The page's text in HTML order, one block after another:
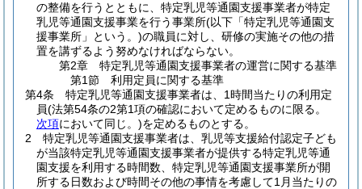
の整備を行うとともに、特定乳児等通園支援事業者が特定
乳児等通園支援事業を行う事業所(以下「特定乳児等通園支
援事業所」という。)の職員に対し、研修の実施その他の措
置を講ずるよう努めなければならない。
第2章
特定乳児等通園支援事業者の運営に関する基準
第1節
利用定員に関する基準
第4条
特定乳児等通園支援事業者は、1時間当たりの利用定
員(法第54条の2第1項の確認において定めるものに限る。
次項において同じ。)を定めるものとする。
2
特定乳児等通園支援事業者は、乳児等支援給付認定子ども
が当該特定乳児等通園支援事業者が提供する特定乳児等通
園支援を利用する時間数、特定乳児等通園支援事業所が開
所する日数および時間その他の事情を考慮して1月当たりの